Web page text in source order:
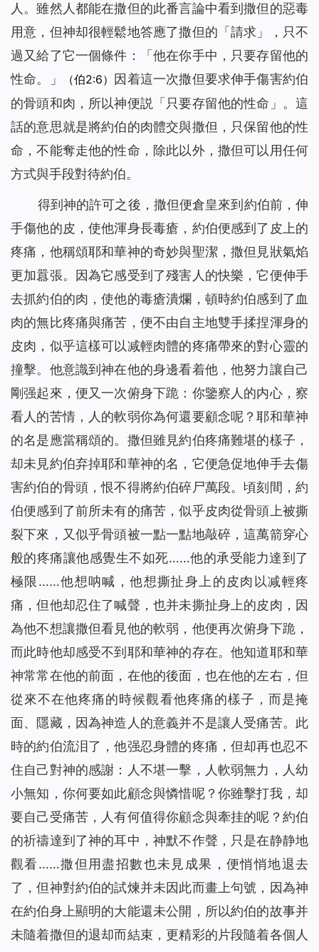
人。雖然人都能在撒但的此番言論中看到撒但的惡毒
用意，但神却很輕鬆地答應了撒但的「請求」，只不
過又給了它一個條件：「他在你手中，只要存留他的
性命。」
（伯2:6）
因着這一次撒但要求伸手傷害約伯
的骨頭和肉，所以神便説「只要存留他的性命」。這
話的意思就是將約伯的肉體交與撒但，只保留他的性
命，不能奪走他的性命，除此以外，撒但可以用任何
方式與手段對待約伯。
得到神的許可之後，撒但便倉皇來到約伯前，伸
手傷他的皮，使他渾身長毒瘡，約伯便感到了皮上的
疼痛，他稱頌耶和華神的奇妙與聖潔，撒但見狀氣焰
更加囂張。因為它感受到了殘害人的快樂，它便伸手
去抓約伯的肉，使他的毒瘡潰爛，頓時約伯感到了血
肉的無比疼痛與痛苦，便不由自主地雙手揉捏渾身的
皮肉，似乎這樣可以减輕肉體的疼痛帶來的對心靈的
撞擊。他意識到神在他的身邊看着他，他努力讓自己
剛强起來，便又一次俯身下跪：你鑒察人的内心，察
看人的苦情，人的軟弱你為何還要顧念呢？耶和華神
的名是應當稱頌的。撒但雖見約伯疼痛難堪的樣子，
却未見約伯弃掉耶和華神的名，它便急促地伸手去傷
害約伯的骨頭，恨不得將約伯碎尸萬段。頃刻間，約
伯便感到了前所未有的痛苦，似乎皮肉從骨頭上被撕
裂下來，又似乎骨頭被一點一點地敲碎，這萬箭穿心
般的疼痛讓他感覺生不如死……他的承受能力達到了
極限……他想呐喊，他想撕扯身上的皮肉以减輕疼
痛，但他却忍住了喊聲，也并未撕扯身上的皮肉，因
為他不想讓撒但看見他的軟弱，他便再次俯身下跪，
而此時他却感受不到耶和華神的存在。他知道耶和華
神常常在他的前面，在他的後面，也在他的左右，但
從來不在他疼痛的時候觀看他疼痛的樣子，而是掩
面、隱藏，因為神造人的意義并不是讓人受痛苦。此
時的約伯流泪了，他强忍身體的疼痛，但却再也忍不
住自己對神的感謝：人不堪一擊，人軟弱無力，人幼
小無知，你何要如此顧念與憐惜呢？你雖擊打我，却
要自己受痛苦，人有何值得你顧念與牽挂的呢？約伯
的祈禱達到了神的耳中，神默不作聲，只是在静静地
觀看……撒但用盡招數也未見成果，便悄悄地退去
了，但神對約伯的試煉并未因此而畫上句號，因為神
在約伯身上顯明的大能還未公開，所以約伯的故事并
未隨着撒但的退却而結束，更精彩的片段隨着各個人